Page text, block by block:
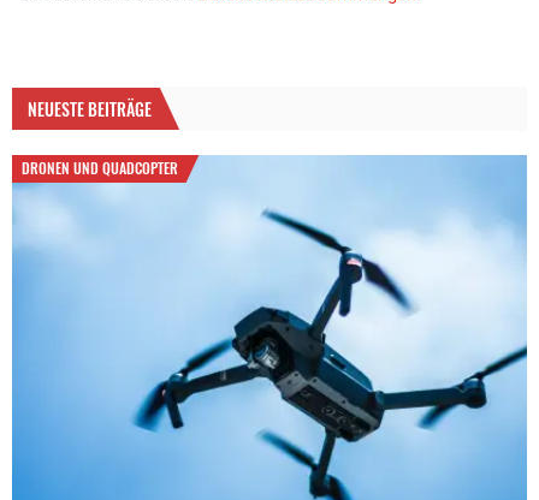
NEUESTE BEITRÄGE
DRONEN UND QUADCOPTER